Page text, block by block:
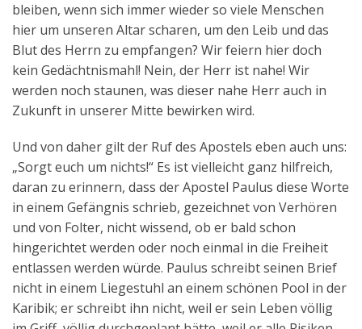
bleiben, wenn sich immer wieder so viele Menschen
hier um unseren Altar scharen, um den Leib und das
Blut des Herrn zu empfangen? Wir feiern hier doch
kein Gedächtnismahl! Nein, der Herr ist nahe! Wir
werden noch staunen, was dieser nahe Herr auch in
Zukunft in unserer Mitte bewirken wird.
Und von daher gilt der Ruf des Apostels eben auch uns:
„Sorgt euch um nichts!“ Es ist vielleicht ganz hilfreich,
daran zu erinnern, dass der Apostel Paulus diese Worte
in einem Gefängnis schrieb, gezeichnet von Verhören
und von Folter, nicht wissend, ob er bald schon
hingerichtet werden oder noch einmal in die Freiheit
entlassen werden würde. Paulus schreibt seinen Brief
nicht in einem Liegestuhl an einem schönen Pool in der
Karibik; er schreibt ihn nicht, weil er sein Leben völlig